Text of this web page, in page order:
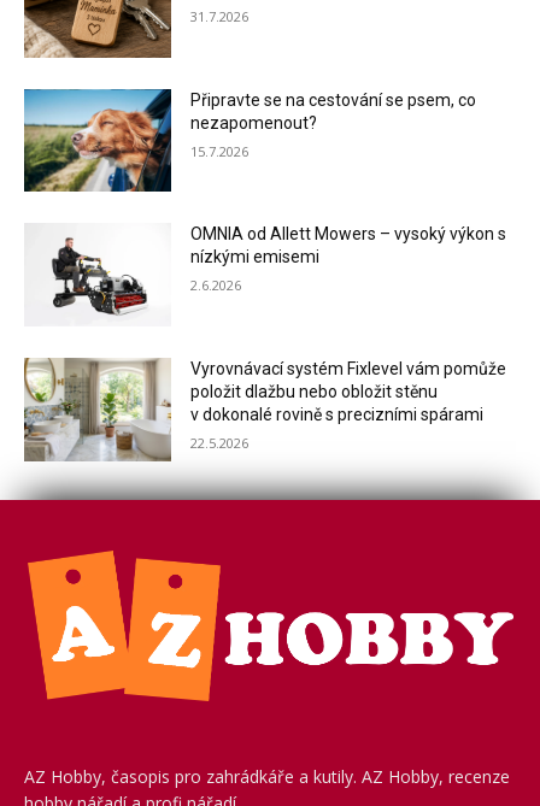
31.7.2026
Připravte se na cestování se psem, co
nezapomenout?
15.7.2026
OMNIA od Allett Mowers – vysoký výkon s
nízkými emisemi
2.6.2026
Vyrovnávací systém Fixlevel vám pomůže
položit dlažbu nebo obložit stěnu
v dokonalé rovině s precizními spárami
22.5.2026
AZ Hobby, časopis pro zahrádkáře a kutily. AZ Hobby, recenze